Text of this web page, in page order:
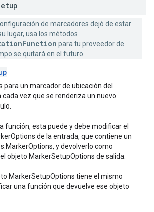
de marcadores dejó de estar
lugar, usa los métodos
para tu proveedor de
se quitará en el futuro.
para un marcador de ubicación del
cada vez que se renderiza un nuevo
función, esta puede y debe modificar el
de la entrada, que contiene un
y devolverlo como
objeto MarkerSetupOptions de salida.
MarkerSetupOptions tiene el mismo
una función que devuelve ese objeto